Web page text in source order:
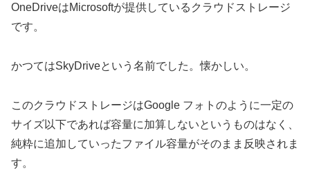
OneDriveはMicrosoftが提供しているクラウドストレージ
です。
かつてはSkyDriveという名前でした。懐かしい。
このクラウドストレージはGoogle フォトのように一定の
サイズ以下であれば容量に加算しないというものはなく、
純粋に追加していったファイル容量がそのまま反映されま
す。